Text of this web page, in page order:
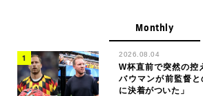
Monthly
2026.08.04
W杯直前で突然の
バウマンが前監督
に決着がついた」